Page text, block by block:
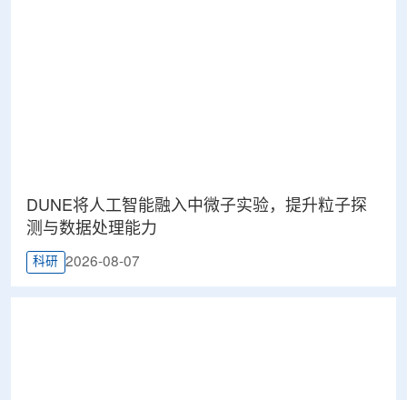
DUNE将人工智能融入中微子实验，提升粒子探
测与数据处理能力
科研 2026-08-07